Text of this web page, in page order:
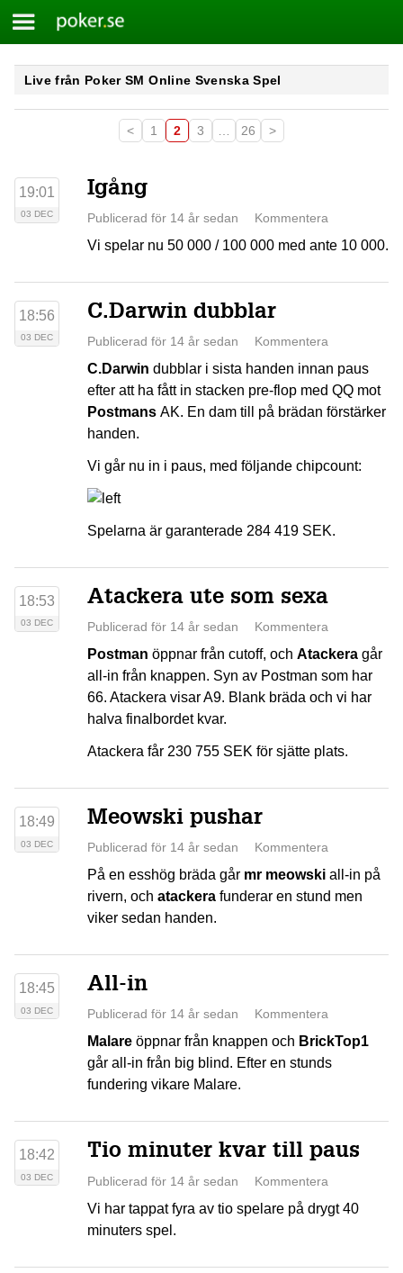
Skip
Meny
Poker.se
Live från Poker SM Online Svenska Spel
< 1 2 3 26 >
19:01
03 DEC
Igång
Publicerad för 14 år sedan Kommentera
Vi spelar nu 50 000 / 100 000 med ante 10 000.
18:56
03 DEC
C.Darwin dubblar
Publicerad för 14 år sedan Kommentera
C.Darwin dubblar i sista handen innan paus
efter att ha fått in stacken pre-flop med QQ mot
Postmans AK. En dam till på brädan förstärker
handen.
Vi går nu in i paus, med följande chipcount:
Spelarna är garanterade 284 419 SEK.
18:53
03 DEC
Atackera ute som sexa
Publicerad för 14 år sedan Kommentera
Postman öppnar från cutoff, och Atackera går
all-in från knappen. Syn av Postman som har
66. Atackera visar A9. Blank bräda och vi har
halva finalbordet kvar.
Atackera får 230 755 SEK för sjätte plats.
18:49
03 DEC
Meowski pushar
Publicerad för 14 år sedan Kommentera
På en esshög bräda gårmr meowski all-in på
rivern, och atackera funderar en stund men
viker sedan handen.
18:45
03 DEC
All-in
Publicerad för 14 år sedan Kommentera
Malare öppnar från knappen och BrickTop1
går all-in från big blind. Efter en stunds
fundering vikare Malare.
18:42
03 DEC
Tio minuter kvar till paus
Publicerad för 14 år sedan Kommentera
Vi har tappat fyra av tio spelare på drygt 40
minuters spel.